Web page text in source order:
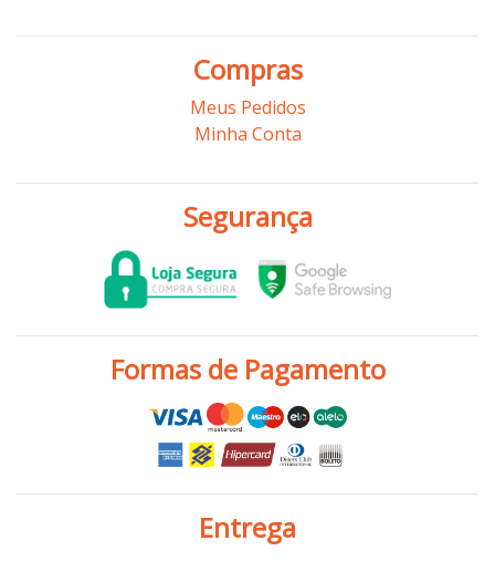
Compras
Meus Pedidos
Minha Conta
Segurança
Formas de Pagamento
Entrega